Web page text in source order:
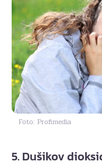
Foto: Profimedia
5. Dušikov